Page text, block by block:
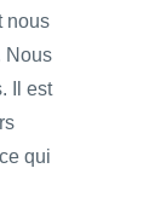
nous
Nous
Il est
qui